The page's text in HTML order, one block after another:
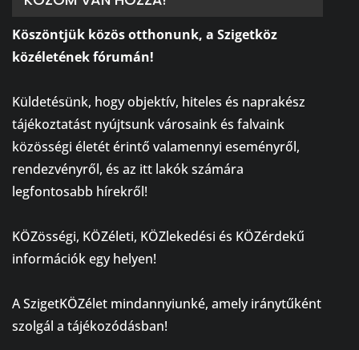
Köszöntjük közös otthonunk, a Szigetköz
közéletének fórumán!
Küldetésünk, hogy objektív, hiteles és naprakész
tájékoztatást nyújtsunk városaink és falvaink
közösségi életét érintő valamennyi eseményről,
rendezvényről, és az itt lakók számára
legfontosabb hírekről!
KÖZösségi, KÖZéleti, KÖZlekedési és KÖZérdekű
információk egy helyen!
A SzigetKÖZélet mindannyiunké, amely iránytűként
szolgál a tájékozódásban!